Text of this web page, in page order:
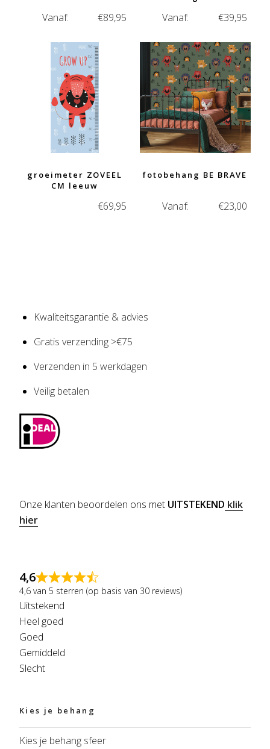
Vanaf: €89,95 Vanaf: €39,95
groeimeter ZOVEEL
CM leeuw
€69,95
fotobehang BE BRAVE
Vanaf: €23,00
Kwaliteitsgarantie & advies
Gratis verzending >€75
Verzenden in 5 werkdagen
Veilig betalen
Onze klanten beoordelen ons met UITSTEKEND klik
hier
4,6
4,6 van 5 sterren (op basis van 30 reviews)
Uitstekend
Heel goed
Goed
Gemiddeld
Slecht
Kies je behang
Kies je behang sfeer